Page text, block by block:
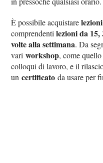
È possibile acquistare
comprendentilezioni da
volte alla settimana. Da
variworkshop, come
colloqui di lavoro, e il
uncertificato da usare per